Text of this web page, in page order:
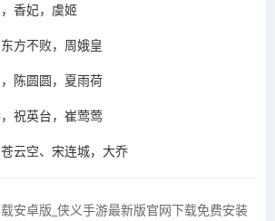
香妃，虞姬
方不败，周娥皇
陈圆圆，夏雨荷
祝英台，崔莺莺
云空、宋连城，大乔
安卓版_侠义手游最新版官网下载免费安装